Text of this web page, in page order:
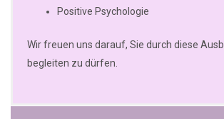
Positive Psychologie
Wir freuen uns darauf, Sie durch diese
begleiten zu dürfen.